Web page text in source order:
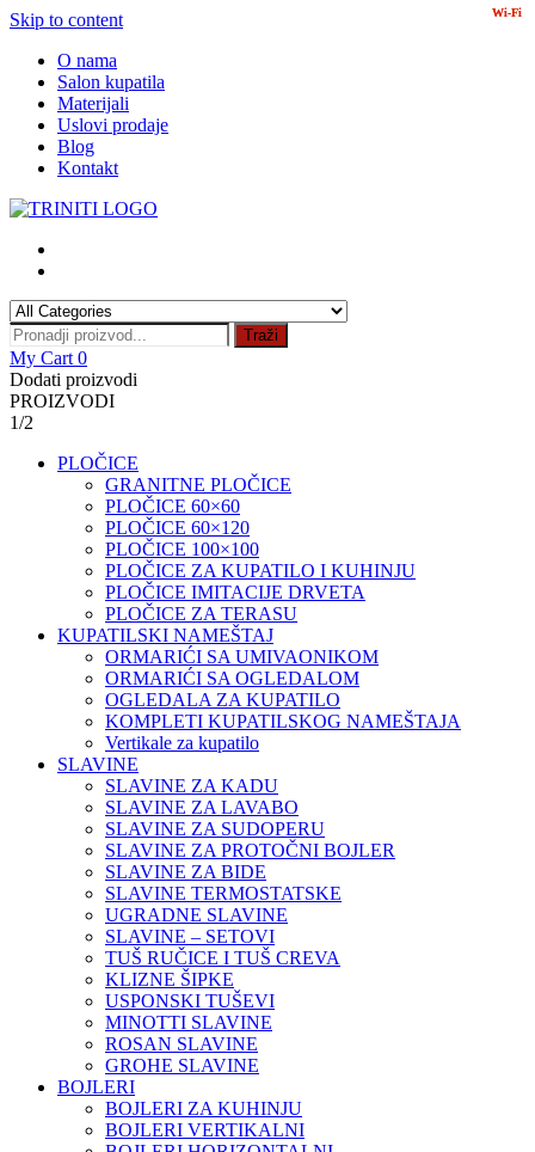
Skip to content
O nama
Salon kupatila
Materijali
Uslovi prodaje
Blog
Kontakt
Traži
My Cart 0
Dodati proizvodi
PROIZVODI
1/2
PLOČICE
GRANITNE PLOČICE
PLOČICE 60×60
PLOČICE 60×120
PLOČICE 100×100
PLOČICE ZA KUPATILO I KUHINJU
PLOČICE IMITACIJE DRVETA
PLOČICE ZA TERASU
KUPATILSKI NAMEŠTAJ
ORMARIĆI SA UMIVAONIKOM
ORMARIĆI SA OGLEDALOM
OGLEDALA ZA KUPATILO
KOMPLETI KUPATILSKOG NAMEŠTAJA
Vertikale za kupatilo
SLAVINE
SLAVINE ZA KADU
SLAVINE ZA LAVABO
SLAVINE ZA SUDOPERU
SLAVINE ZA PROTOČNI BOJLER
SLAVINE ZA BIDE
SLAVINE TERMOSTATSKE
UGRADNE SLAVINE
SLAVINE – SETOVI
TUŠ RUČICE I TUŠ CREVA
KLIZNE ŠIPKE
USPONSKI TUŠEVI
MINOTTI SLAVINE
ROSAN SLAVINE
GROHE SLAVINE
BOJLERI
BOJLERI ZA KUHINJU
BOJLERI VERTIKALNI
Wi-Fi
Wi-Fi